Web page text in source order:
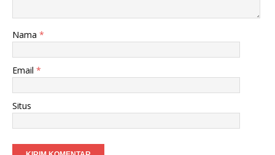
Nama *
Email *
Situs